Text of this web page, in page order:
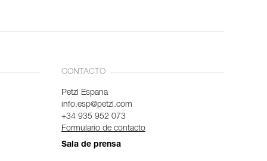
CONTACTO
Petzl Espana
info.esp@petzl.com
+34 935 952 073
Formulario de contacto
Sala de prensa